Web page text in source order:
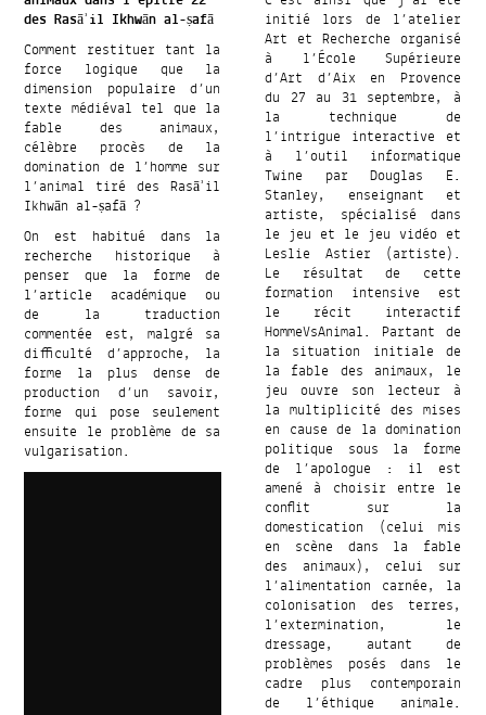
des Rasāʾil Ikhwān al-ṣafā
Comment restituer tant la
force logique que la
dimension populaire d’un
texte médiéval tel que la
fable des animaux,
célèbre procès de la
domination de l’homme sur
l’animal tiré des Rasāʾil
Ikhwān al-ṣafā ?
On est habitué dans la
recherche historique à
penser que la forme de
l’article académique ou
de la traduction
commentée est, malgré sa
difficulté d’approche, la
forme la plus dense de
production d’un savoir,
forme qui pose seulement
ensuite le problème de sa
vulgarisation.
initié lors de l’atelier
Art et Recherche organisé
à l’École Supérieure
d’Art d’Aix en Provence
du 27 au 31 septembre, à
la technique de
l’intrigue interactive et
à l’outil informatique
Twine par Douglas E.
Stanley, enseignant et
artiste, spécialisé dans
le jeu et le jeu vidéo et
Leslie Astier (artiste).
Le résultat de cette
formation intensive est
le récit interactif
HommeVsAnimal. Partant de
la situation initiale de
la fable des animaux, le
jeu ouvre son lecteur à
la multiplicité des mises
en cause de la domination
politique sous la forme
de l’apologue : il est
amené à choisir entre le
conflit sur la
domestication (celui mis
en scène dans la fable
des animaux), celui sur
l’alimentation carnée, la
colonisation des terres,
l’extermination, le
dressage, autant de
problèmes posés dans le
cadre plus contemporain
de l’éthique animale.